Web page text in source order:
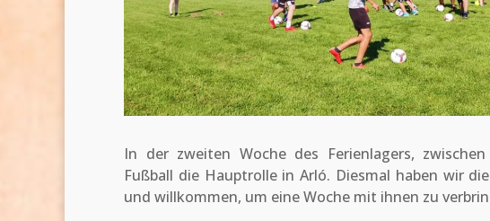
In der zweiten Woche des Ferienlagers,
Fußball die Hauptrolle in Arló. Diesmal haben wir
und willkommen, um eine Woche mit ihnen zu